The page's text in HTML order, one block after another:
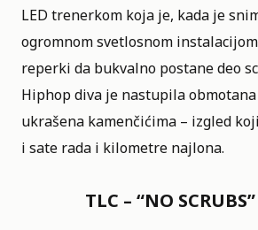
LED trenerkom koja je, kada je
ogromnom svetlosnom
reperki da bukvalno postane deo
Hiphop diva je nastupila
ukrašena kamenčićima – izgled
i sate rada i kilometre najlona.
TLC – “NO